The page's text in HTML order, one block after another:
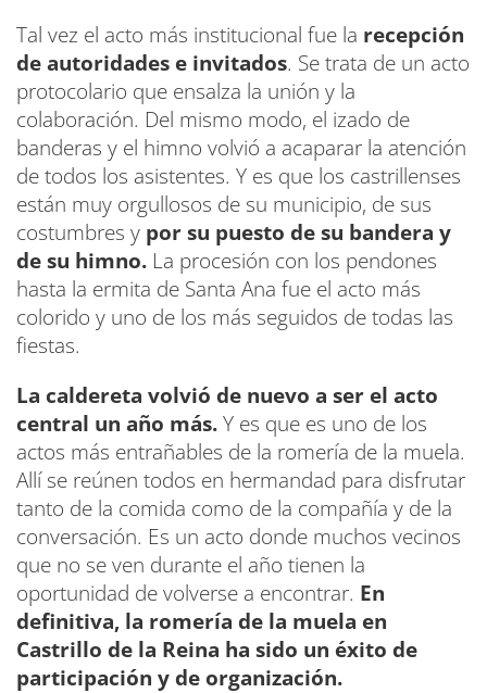
Tal vez el acto más institucional fue la recepción
de autoridades e invitados. Se trata de un acto
protocolario que ensalza la unión y la
colaboración. Del mismo modo, el izado de
banderas y el himno volvió a acaparar la atención
de todos los asistentes. Y es que los castrillenses
están muy orgullosos de su municipio, de sus
costumbres y por su puesto de su bandera y
de su himno. La procesión con los pendones
hasta la ermita de Santa Ana fue el acto más
colorido y uno de los más seguidos de todas las
fiestas.
La caldereta volvió de nuevo a ser el acto
central un año más.Y es que es uno de los
actos más entrañables de la romería de la muela.
Allí se reúnen todos en hermandad para disfrutar
tanto de la comida como de la compañía y de la
conversación. Es un acto donde muchos vecinos
que no se ven durante el año tienen la
oportunidad de volverse a encontrar. En
definitiva, la romería de la muela en
Castrillo de la Reina ha sido un éxito de
participación y de organización.